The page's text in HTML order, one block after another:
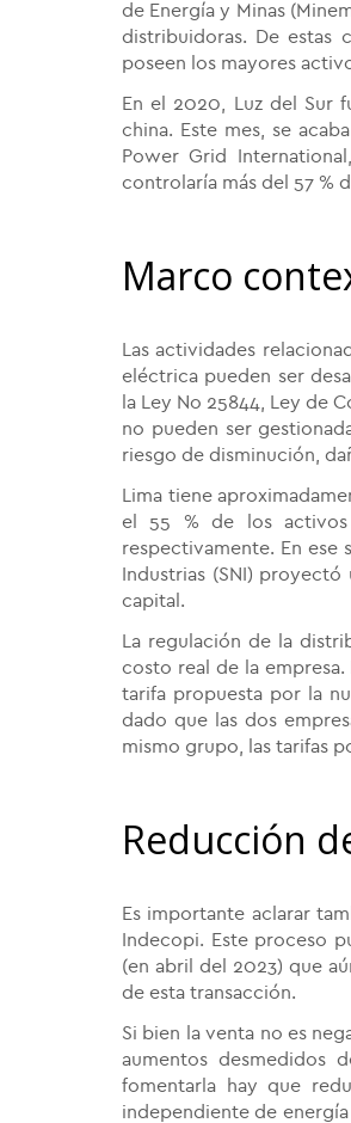
de Energía y Minas
distribuidoras. De estas
poseen los mayores
En el 2020, Luz del Sur
china. Este mes, se
Power Grid
controlaría más del 57 %
Marco
Las actividades
eléctrica pueden ser
la Ley No 25844, Ley de
no pueden ser
riesgo de disminución,
Lima tiene
el 55 % de los
respectivamente. En ese
Industrias (SNI)
capital.
La regulación de la
costo real de la
tarifa propuesta por la
dado que las dos
mismo grupo, las tarifas
Reducción
Es importante aclarar
Indecopi. Este proceso
(en abril del 2023) que
de esta transacción.
Si bien la venta no es
aumentos desmedidos
fomentarla hay que
independiente de